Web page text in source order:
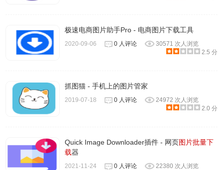
极速电商图片助手Pro - 电商图片下载工具
2020-09-06 0 人评论
30571 次人浏览
2.5 分
抓图猫 - 手机上的图片管家
2019-07-18 0 人评论
24972 次人浏览
2.0 分
Quick Image Downloader插件 - 网页图片批量下
载器
2021-11-24 0 人评论
22380 次人浏览